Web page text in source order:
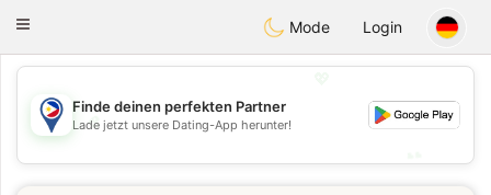
Philippines Chat
Toggle
Mode Login
💖
💕
Finde deinen perfekten Partner
Lade jetzt unsere Dating-App herunter!